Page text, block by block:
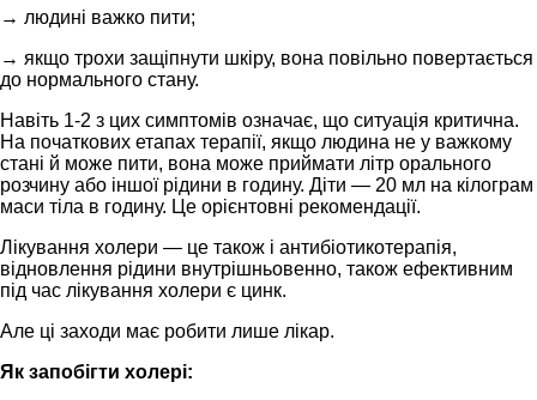
→ людині важко пити;
→ якщо трохи защіпнути шкіру, вона повільно повертається
до нормального стану.
Навіть 1-2 з цих симптомів означає, що ситуація критична.
На початкових етапах терапії, якщо людина не у важкому
стані й може пити, вона може приймати літр орального
розчину або іншої рідини в годину. Діти — 20 мл на кілограм
маси тіла в годину. Це орієнтовні рекомендації.
Лікування холери — це також і антибіотикотерапія,
відновлення рідини внутрішньовенно, також ефективним
під час лікування холери є цинк.
Але ці заходи має робити лише лікар.
Як запобігти холері: